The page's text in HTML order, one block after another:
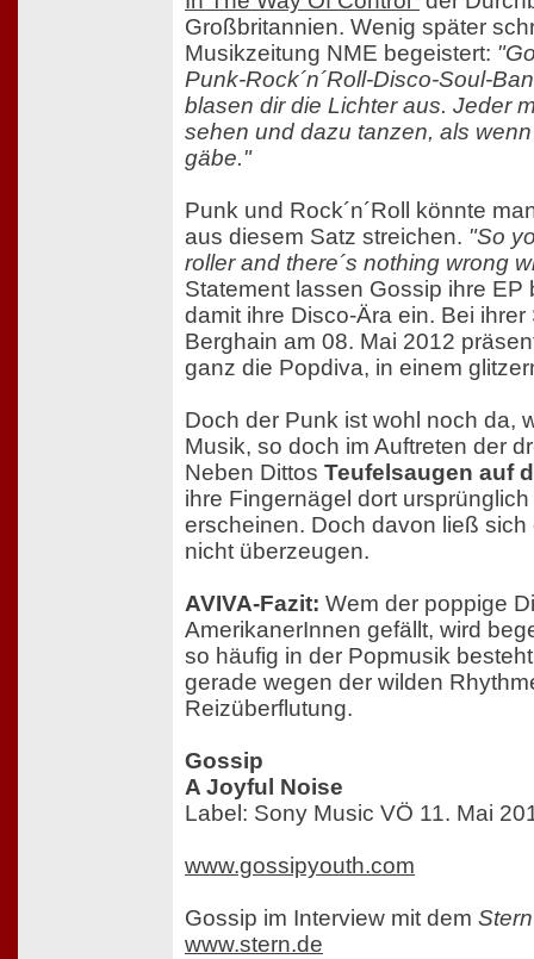
Großbritannien. Wenig später
Musikzeitung NME begeistert:
Punk-Rock´n´Roll-Disco-Soul-
blasen dir die Lichter aus. Jeder
sehen und dazu tanzen, als
gäbe."
Punk und Rock´n´Roll könnte
aus diesem Satz streichen. "So
roller and there´s nothing wrong
Statement lassen Gossip ihre EP
damit ihre Disco-Ära ein. Bei
Berghain am 08. Mai 2012
ganz die Popdiva, in einem
Doch der Punk ist wohl noch da,
Musik, so doch im Auftreten der
Neben Dittos Teufelsaugen auf
ihre Fingernägel dort
erscheinen. Doch davon ließ
nicht überzeugen.
AVIVA-Fazit: Wem der poppige
AmerikanerInnen gefällt, wird
so häufig in der Popmusik
gerade wegen der wilden
Reizüberflutung.
Gossip
A Joyful Noise
Label: Sony Music VÖ 11. Mai
www.gossipyouth.com
Gossip im Interview mit dem Stern
www.stern.de